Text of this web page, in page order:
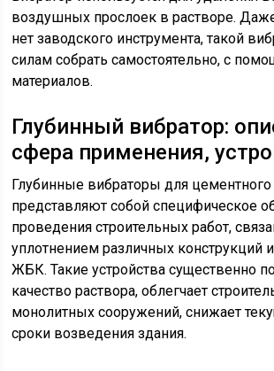
воздушных прослоек в растворе.
нет заводского инструмента, такой
силам собрать самостоятельно, с
материалов.
Глубинный вибратор:
сфера применения,
Глубинные вибраторы для цементного
представляют собой специфическое
проведения строительных работ,
уплотнением различных конструкций
ЖБК. Такие устройства существенно
качество раствора, облегчает
монолитных сооружений, снижает
сроки возведения здания.